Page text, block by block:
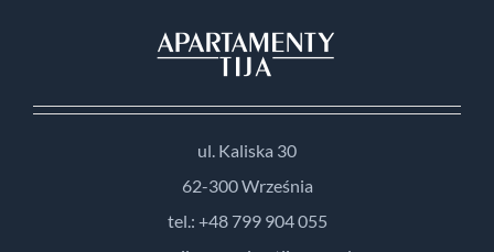
ul. Kaliska 30
62-300 Września
tel.: +48 799 904 055